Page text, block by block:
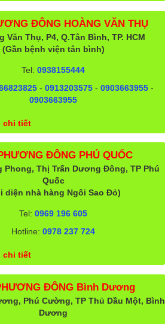
ĐÔNG HOÀNG VĂN THỤ
Văn Thụ, P4, Q.Tân Bình, TP. HCM
(Gần bệnh viện tân bình)
Tel:0938155444
- 0913203575- 0903663955-
0903663955
chi tiết
ĐÔNG PHÚ QUỐC
Phong, Thị Trấn Dương Đông, TP Phú
Quốc
diện nhà hàng Ngôi Sao Đỏ)
Tel:0969 196 605
Hotline:0978 237 724
chi tiết
ĐÔNG Bình Dương
Phú Cường, TP Thủ Dầu Một, Bình
Dương